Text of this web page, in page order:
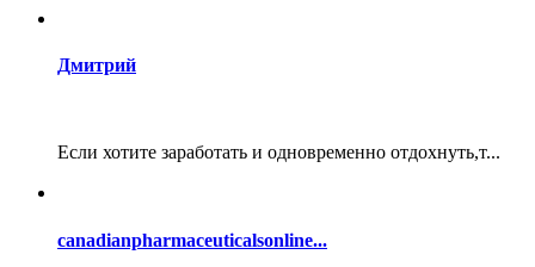
Дмитрий
Если хотите заработать и одновременно отдохнуть,т...
canadianpharmaceuticalsonline...